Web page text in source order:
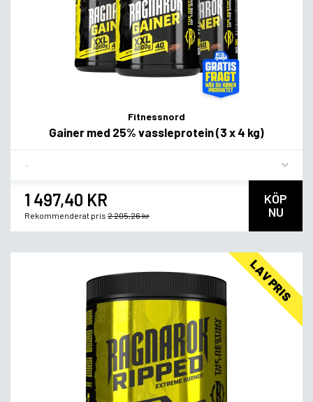
Fitnessnord
Gainer med 25% vassleprotein (3 x 4 kg)
1 497,40 KR
Rekommenderat pris 2 205,26 kr
KÖP
NU
LAV PRIS